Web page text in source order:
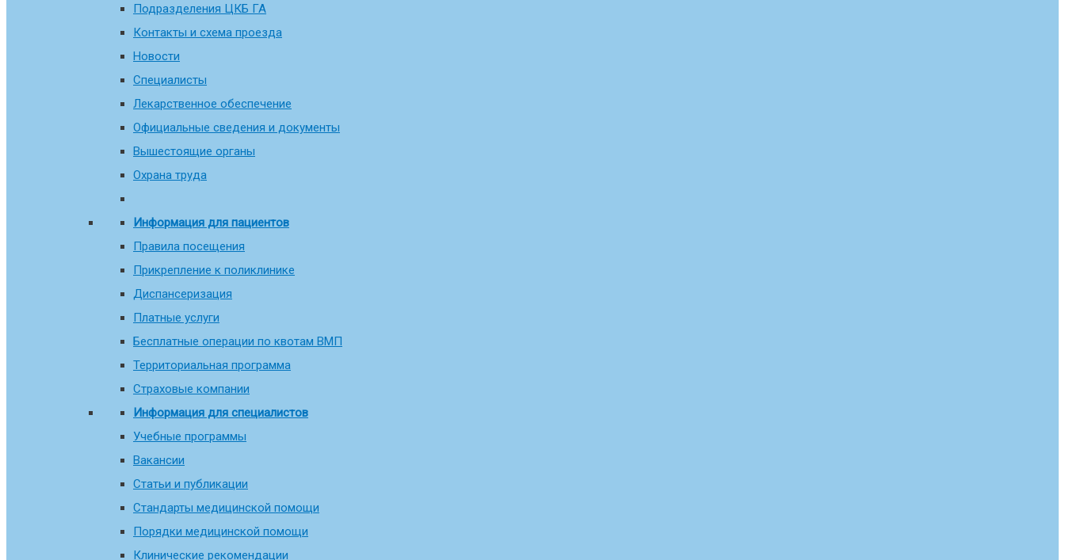
Подразделения ЦКБ ГА
Контакты и схема проезда
Новости
Специалисты
Лекарственное обеспечение
Официальные сведения и документы
Вышестоящие органы
Охрана труда
Информация для пациентов
Правила посещения
Прикрепление к поликлинике
Диспансеризация
Платные услуги
Бесплатные операции по квотам ВМП
Территориальная программа
Страховые компании
Информация для специалистов
Учебные программы
Вакансии
Статьи и публикации
Стандарты медицинской помощи
Порядки медицинской помощи
Клинические рекомендации